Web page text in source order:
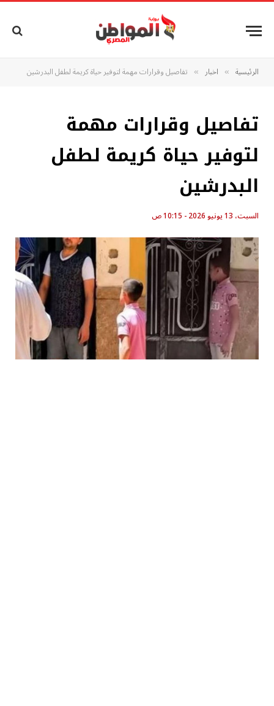
الرئيسية » اخبار » تفاصيل وقرارات مهمة لتوفير حياة كريمة لطفل البدرشين
تفاصيل وقرارات مهمة
لتوفير حياة كريمة لطفل
البدرشين
السبت، 13 يونيو 2026 - 10:15 ص